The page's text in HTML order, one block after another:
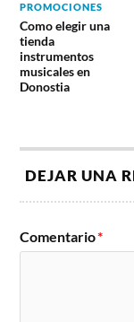
PROMOCIONES
Como elegir una
tienda
instrumentos
musicales en
Donostia
DEJAR UNA
Comentario*